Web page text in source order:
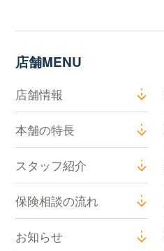
店舗MENU
店舗情報
本舗の特長
スタッフ紹介
保険相談の流れ
お知らせ